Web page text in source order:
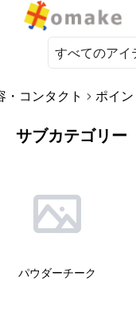
・コンタクト ポイ
サブカテゴリー
パウダーチーク